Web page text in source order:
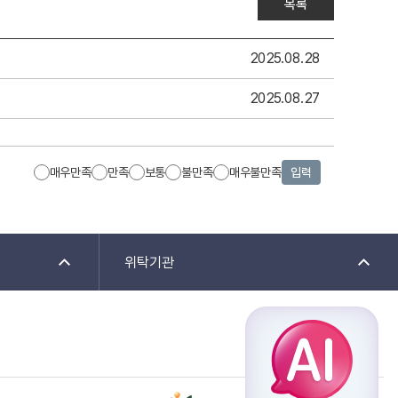
목록
2025.08.28
2025.08.27
매우만족 만족 보통 불만족 매우불만족 입력
위탁기관